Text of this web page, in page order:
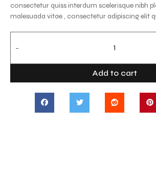
consectetur quiss interdum scelerisque nibh
malesuada vitae , consectetur adipiscing elit
-
Add to cart